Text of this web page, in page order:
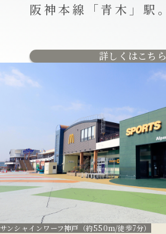
阪神本線「青木」駅。
詳しくはこちら
サンシャインワーフ神戸（約550m/徒歩7分）